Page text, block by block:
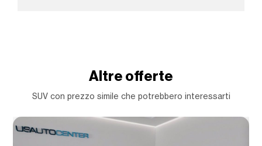
Altre offerte
SUV con prezzo simile che potrebbero interessarti